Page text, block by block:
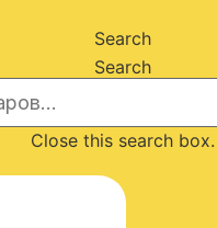
Search
Search
Close this search box.